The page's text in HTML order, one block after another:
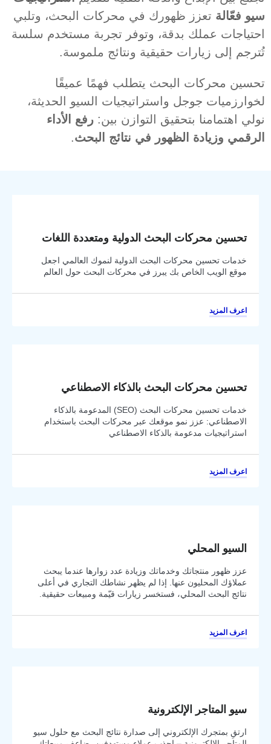
سيو فعّالة تعزز ظهورك في محركات البحث، وتلبي
احتياجات عملك بدقة، وتوفر تجربة مستخدم سلسة
تُترجم إلى زيارات حقيقية ونتائج ملموسة.
تحسين محركات البحث يتطلب فهمًا عميقًا
لخوارزميات جوجل واستراتيجيات السيو الحديثة،
نولي اهتمامنا بتحقيق التوازن بين: رفع الأداء
الرقمي وزيادة الظهور في نتائج البحث.
تحسين محركات البحث الدولية ومتعددة اللغات
خدمات تحسين محركات البحث الدولية لنموك العالمي اجعل
موقع الويب الخاص بك يبرز في محركات البحث حول العالم
اعرف المزيد
تحسين محركات البحث بالذكاء الاصطناعي
خدمات تحسين محركات البحث (SEO) المدعومة بالذكاء
الاصطناعي: عزز نمو موقعك عبر محركات البحث باستخدام
استراتيجيات مدعومة بالذكاء الاصطناعي
اعرف المزيد
السيو المحلي
عزز ظهور منتجاتك وخدماتك وزيادة عدد زوارها عندما يبحث
عملاؤك المحليون عنها. إذا لم يظهر نشاطك التجاري في أعلى
نتائج البحث المحلي، فستخسر زيارات قيّمة ومبيعات حقيقية.
اعرف المزيد
سيو المتاجر الإلكترونية
ارتقِ بمتجرك الإلكتروني إلى صدارة نتائج البحث مع حلول سيو